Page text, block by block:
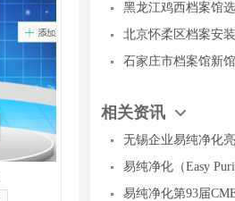
黑龙江鸡西档案馆
北京怀柔区档案安
石家庄市档案馆新
相关资讯
无锡企业易纯净化
易纯净化（Easy
易纯净化第93届